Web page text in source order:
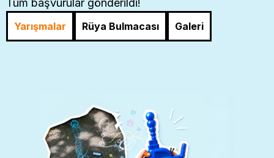
Tüm başvurular gönderildi!
Yarışmalar Rüya Bulmacası Galeri